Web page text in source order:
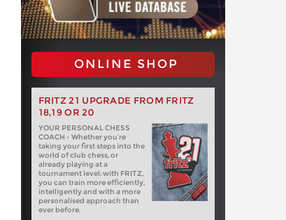
ONLINE SHOP
FRITZ 21 UPGRADE FROM FRITZ
18,19 OR 20
YOUR PERSONAL CHESS
COACH - Whether you’re
taking your first steps into the
world of club chess, or
already playing at a
tournament level: with FRITZ,
you can train more efficiently,
intelligently and with a more
personalised approach than
ever before.